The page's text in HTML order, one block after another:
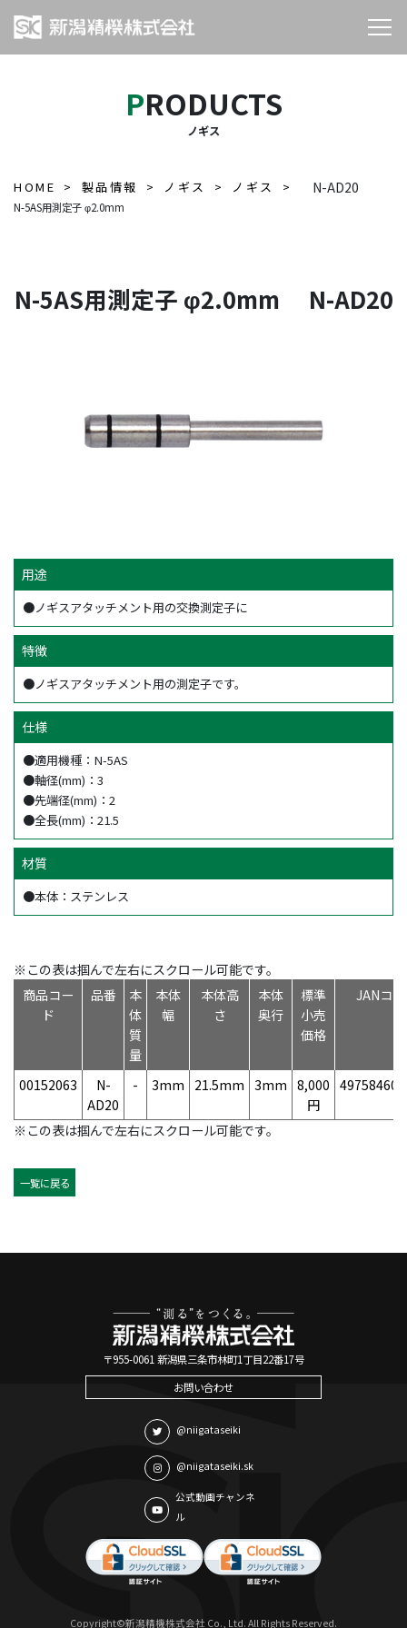
PRODUCTS
ノギス
HOME 製品情報 ノギス ノギス
N-5AS用測定子 φ2.0mm
N-AD20
N-5AS用測定子 φ2.0mm N-AD20
用途
●ノギスアタッチメント用の交換測定子に
特徴
●ノギスアタッチメント用の測定子です。
仕様
●適用機種：N-5AS
●軸径(mm)：3
●先端径(mm)：2
●全長(mm)：21.5
材質
●本体：ステンレス
※この表は掴んで左右にスクロール可能です。
商品コー
ド
品番
本
体
質
量
本体
幅
本体高
さ
本体
奥行
標準
小売
価格
JANコ
00152063
N-
AD20
- 3mm 21.5mm 3mm 8,000
円
※この表は掴んで左右にスクロール可能です。
一覧に戻る
〒955-0061 新潟県三条市林町1丁目22番17号
お問い合わせ
@niigataseiki
@niigataseiki.sk
公式動画チャンネ
ル
Copyright©新潟精機株式会社 Co., Ltd. All Rights Reserved.